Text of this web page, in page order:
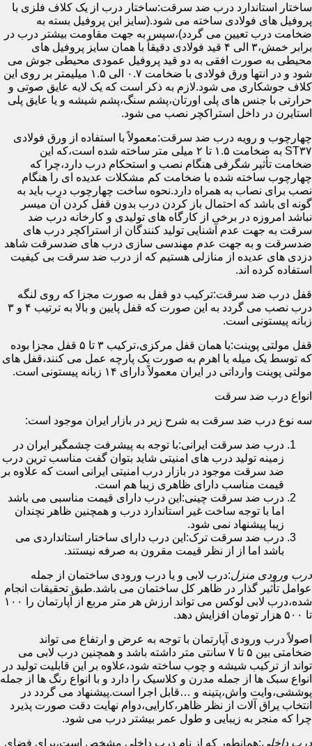
ساختار استاندارد درب ضد سرقت:ساختار درب از یک کلاف فلزی با
پروفیل های فولادی ساخته می شود.(سایز این پروفیل بسته به
ضخامت درب تعیین می گردد)،سپس به جهت مقاومت بیشتر درب در
برابر خمش،۳ الی ۴ قید فولادی دقیقاً با همان سایز پروفیل های
محیطی به صورت افقی به دو قید پروفیل عمودی محیطی جوش می
شود و در انتها ورق فولادی با ضخامت ۰.۷ الی ۱.۵ میلیمتر بر روی این
کلاف جوشکاری می شود.لازم به ذکر است که یک لایه عایق صوتی و
حرارتی با جنس های پلی اورتان،پشم سنگ،پشم شیشه و یا عایق پلی
استایرن در داخل استراکچر نصب می شود.
چهارچوب و رویه درب ضد سرقت:معمولاً با استفاده از ورق فولادی
ST۳۷ به ضخامت ۱.۵ تا ۲ میلی متر ساخته شده است،که این
ضخامت تأثیر شگرفی هنگام نصب و استحکام درب دارد،چرا که
چهارچوب ساخته شده با ضخامت کم مشکلات عدیده ای را هنگام
نصب برای نصاب به همراه دارد.نحوه ساخت چهارچوب درب باید به
گونه ای باشد که احتمال باز کردن درب بدون قفل کردن آن میسر
نباشد امروزه در برخی از کارگاه های تولیدی و کارخانه درب ضد
سرقت به جهت عدم آشنایی تولید کنندگان از استراکچر درب های
ضدسرقت و به جهت عدم مهندسی سازی درب های ضدسرقت شاهد
دزدی های عدیده از منازلی هستیم که از درب ضد سرقت بی کیفیت
استفاده کرده اند.
قفل درب ضد سرقت:ترکیب دو قفل به صورت مجزا که روی لنگه
درب نصب می گردد به این صورت که قفل پایین و بالا به ترتیب ۴ و ۳
زبانه پیستونی است.
قفل مولتی پوینت:یا همان قفل مرکزی،ترکیب ۳ تا ۵ قفل مجزا بوده
که توسط یک میله یا اهرم به صورت یک پارچه عمل می کنند،قفل های
مولتی پوینت وارداتی در ایران معمولاً دارای ۱۴ زبانه پیستونی است.
انواع درب ضد سرقت
سه نوع درب ضد سرقت به شرح زیر در بازار ایران موجود است:
درب ضد سرقت ایرانی:با توجه به پیشرفت چشمگیر ایران در
زمینه تولید درب های امنیتی شاید بتوان گفت مناسب ترین درب
ضد سرقت موجود در بازار درب امنیتی ایرانی است که علاوه بر
قیمت مناسب دارای ظاهری زیبا هم است.
درب ضد سرقت چینی:این درب دارای قیمت مناسبی می باشد
اما با توجه ساخت غیر استاندارد درب و همچنین ظاهر نچندان
زیبا پیشنهاد نمی شود.
درب ضد سرقت ترک:این درب دارای ساختار استانداردی می
باشد اما از از نظر قیمت مقرون به صرفه نیستند.
درب ورودی منزل:درب لابی و یا درب ورودی ساختمان از جمله
عوامل تأثیر گذار در ظاهر کل ساختمان می باشد.طبق تحقیقات انجام
شده،درب لابی لوکس می تواند ارزش هر متر مربع از آپارتمان را ۱۰۰
تا ۵۰۰ هزار تومان افزایش دهد.
اصولاً درب ورودی آپارتمان با توجه به عرض و ارتفاع می تواند
ضخامتی بین ۵ تا ۷ سانتی متر داشته باشد و همچنین درب لابی می
تواند از ترکیب شیشه و چوب ساخته شود،علاوه بر این قابلیت تولید در
انواع سبک ها از جمله مدرن و کلاسیک را دارد و با انواع رنگ ها از جمله
پوششی،وایت واش،پتینه و …قابل اجرا است.پیشنهاد می گردد در
انتخاب یراق آلات از نظر ظاهر،کارایی،دوام نهایت دقت صورت پذیرد
چرا که منجر به زیبایی و طول عمر بیشتر درب می شود.
درب داخلی:همانطور که از نام درب داخلی مشخص است،برای فضای